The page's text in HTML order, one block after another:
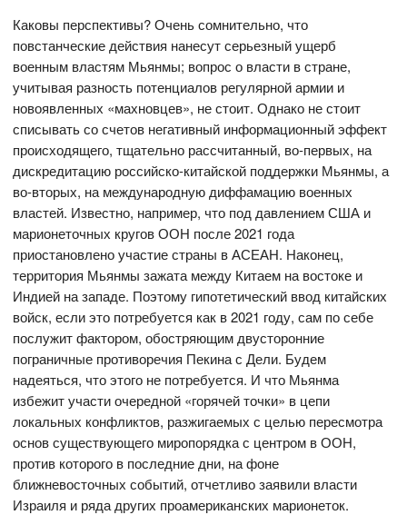
Каковы перспективы? Очень сомнительно, что
повстанческие действия нанесут серьезный ущерб
военным властям Мьянмы; вопрос о власти в стране,
учитывая разность потенциалов регулярной армии и
новоявленных «махновцев», не стоит. Однако не стоит
списывать со счетов негативный информационный эффект
происходящего, тщательно рассчитанный, во-первых, на
дискредитацию российско-китайской поддержки Мьянмы, а
во-вторых, на международную диффамацию военных
властей. Известно, например, что под давлением США и
марионеточных кругов ООН после 2021 года
приостановлено участие страны в АСЕАН. Наконец,
территория Мьянмы зажата между Китаем на востоке и
Индией на западе. Поэтому гипотетический ввод китайских
войск, если это потребуется как в 2021 году, сам по себе
послужит фактором, обостряющим двусторонние
пограничные противоречия Пекина с Дели. Будем
надеяться, что этого не потребуется. И что Мьянма
избежит участи очередной «горячей точки» в цепи
локальных конфликтов, разжигаемых с целью пересмотра
основ существующего миропорядка с центром в ООН,
против которого в последние дни, на фоне
ближневосточных событий, отчетливо заявили власти
Израиля и ряда других проамериканских марионеток.